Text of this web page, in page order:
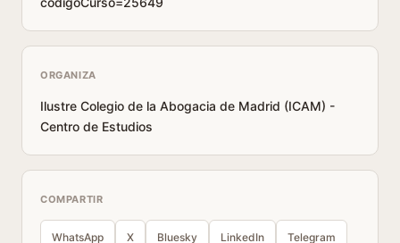
ORGANIZA
Ilustre Colegio de la Abogacia de Madrid (ICAM) -
Centro de Estudios
COMPARTIR
WhatsApp X Bluesky LinkedIn Telegram